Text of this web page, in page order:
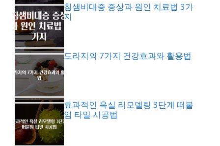
침샘비대증 증상과 원인 치료법 3가
지
도라지의 7가지 건강효과와 활용법
효과적인 욕실 리모델링 3단계 떠붙
임 타일 시공법